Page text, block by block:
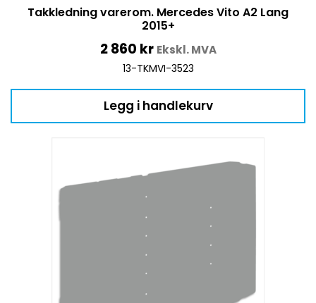
Takkledning varerom. Mercedes Vito A2 Lang
2015+
2 860 kr Ekskl. MVA
13-TKMVI-3523
Legg i handlekurv